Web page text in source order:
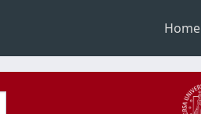
Home